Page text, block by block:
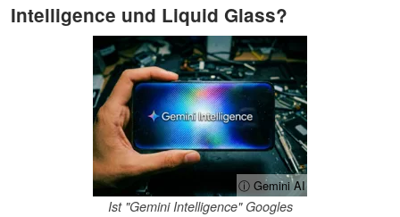
Intelligence und Liquid Glass?
ⓘ Gemini AI
Ist "Gemini Intelligence" Googles